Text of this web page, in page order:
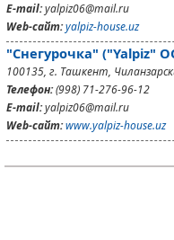
E-mail:yalpiz06@mail.ru
Web-сайт:yalpiz-house.uz
"Снегурочка" ("Yalpiz"
100135, г. Ташкент,
Телефон:(998) 71-276-96-12
E-mail:yalpiz06@mail.ru
Web-сайт:www.yalpiz-house.uz